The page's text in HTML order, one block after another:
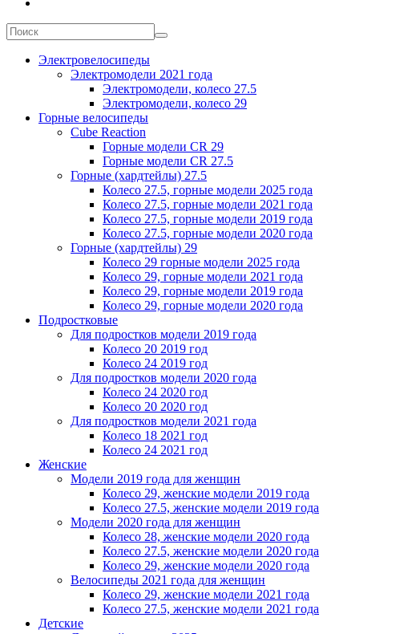
Электровелосипеды
Электромодели 2021 года
Электромодели, колесо 27.5
Электромодели, колесо 29
Горные велосипеды
Cube Reaction
Горные модели CR 29
Горные модели CR 27.5
Горные (хардтейлы) 27.5
Колесо 27.5, горные модели 2025 года
Колесо 27.5, горные модели 2021 года
Колесо 27.5, горные модели 2019 года
Колесо 27.5, горные модели 2020 года
Горные (хардтейлы) 29
Колесо 29 горные модели 2025 года
Колесо 29, горные модели 2021 года
Колесо 29, горные модели 2019 года
Колесо 29, горные модели 2020 года
Подростковые
Для подростков модели 2019 года
Колесо 20 2019 год
Колесо 24 2019 год
Для подростков модели 2020 года
Колесо 24 2020 год
Колесо 20 2020 год
Для подростков модели 2021 года
Колесо 18 2021 год
Колесо 24 2021 год
Женскиe
Модели 2019 года для женщин
Колесо 29, женские модели 2019 года
Колесо 27.5, женские модели 2019 года
Модели 2020 года для женщин
Колесо 28, женские модели 2020 года
Колесо 27.5, женские модели 2020 года
Колесо 29, женские модели 2020 года
Велосипеды 2021 года для женщин
Колесо 29, женские модели 2021 года
Колесо 27.5, женские модели 2021 года
Детские